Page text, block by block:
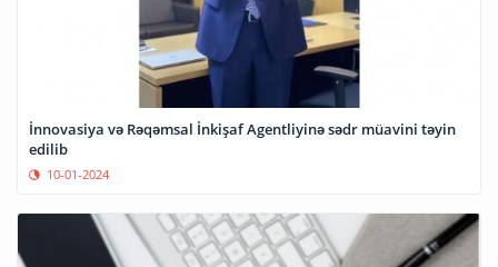
İnnovasiya və Rəqəmsal İnkişaf Agentliyinə sədr müavini təyin
edilib
10-01-2024